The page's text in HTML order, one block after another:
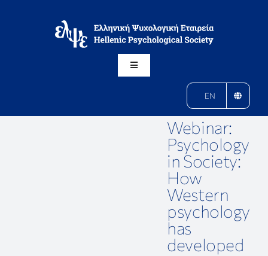
Toggle
Navigation
EN
Webinar:
Psychology
in Society:
How
Western
psychology
has
developed